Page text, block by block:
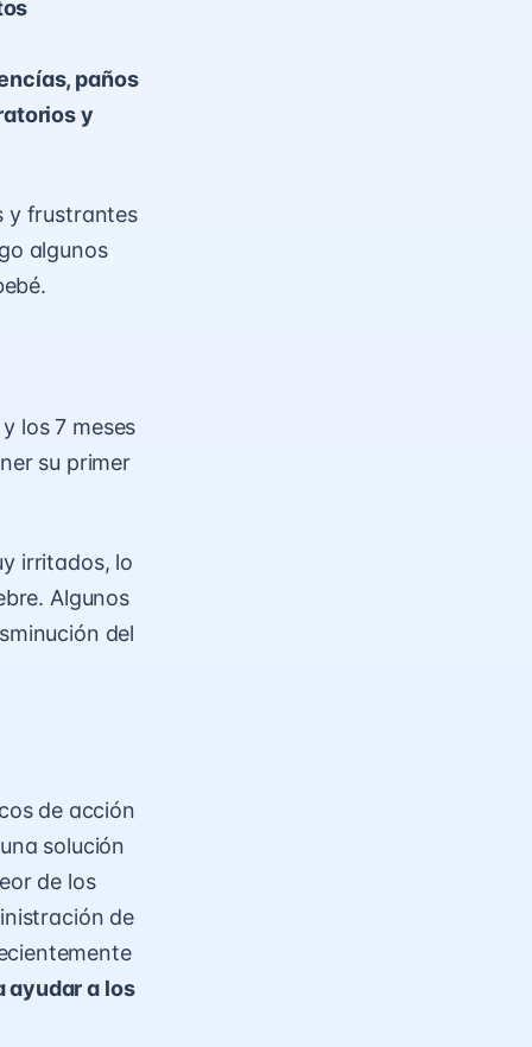
paños
y
y frustrantes
algunos
los 7 meses
su primer
irritados, lo
Algunos
del
de acción
solución
de los
de
ayudar a los